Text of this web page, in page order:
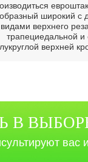
широкий с
видами верхнего
трапециедальной и
верхней
вас